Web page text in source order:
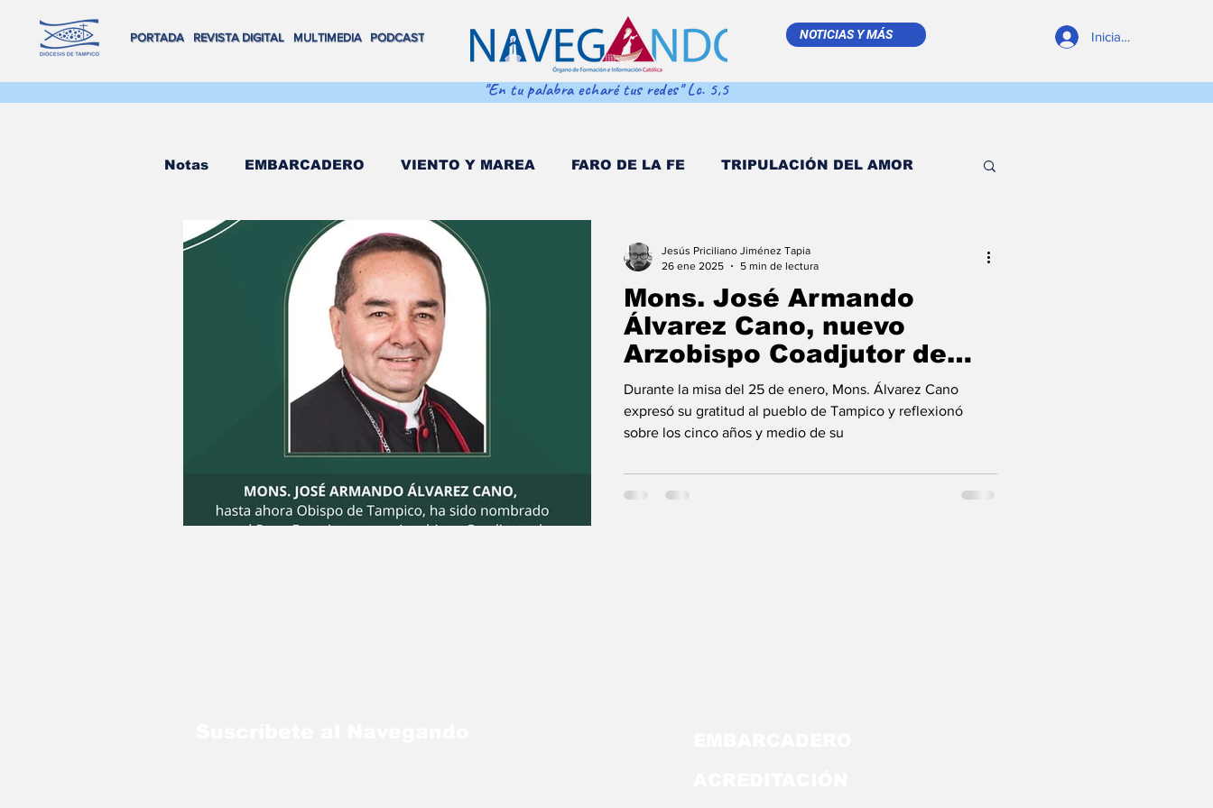
PORTADA REVISTA DIGITAL MULTIMEDIA PODCAST NOTICIAS Y MÁS Iniciar sesión
"En tu palabra echaré tus redes" Lc. 5,5
Notas EMBARCADERO VIENTO Y MAREA FARO DE LA FE TRIPULACIÓN DEL AMOR
FLOTA DE ALTAMAR REMA MAR ADENTRO
REVISTA DIGITAL VOX POPULI COORDENADAS DE NAVEGACIÓN DESDE EL TINTERO
NAVEGANDO MULTIMEDIA NAVEGANDO PODCAST ESTRELLITA DE MAR
LO MÁS LEÍDO
Mons. José Armando
Álvarez Cano, nuevo
Arzobispo Coadjutor de
Morelia: “Con esperanza,
sirvo a la Iglesia”
Durante la misa del 25 de enero, Mons. Álvarez Cano
expresó su gratitud al pueblo de Tampico y reflexionó
sobre los cinco años y medio de su
Jesús Priciliano Jiménez Tapia
26 ene 2025
5 min de lectura